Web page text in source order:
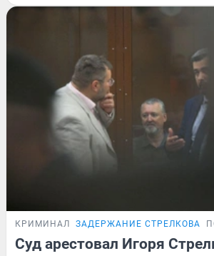
КРИМИНАЛ ЗАДЕРЖАНИЕ СТРЕЛКОВА
Суд арестовал Игоря